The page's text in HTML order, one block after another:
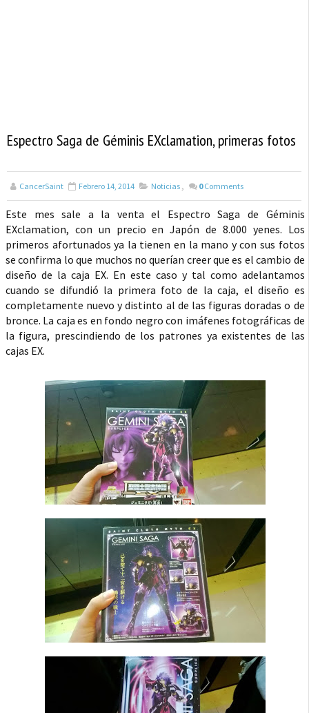
Espectro Saga de Géminis EXclamation, primeras fotos
CancerSaint Febrero 14, 2014 Noticias , 0 Comments
Este mes sale a la venta el Espectro Saga de Géminis
EXclamation, con un precio en Japón de 8.000 yenes. Los
primeros afortunados ya la tienen en la mano y con sus fotos
se confirma lo que muchos no querían creer que es el cambio de
diseño de la caja EX. En este caso y tal como adelantamos
cuando se difundió la primera foto de la caja, el diseño es
completamente nuevo y distinto al de las figuras doradas o de
bronce. La caja es en fondo negro con imáfenes fotográficas de
la figura, prescindiendo de los patrones ya existentes de las
cajas EX.